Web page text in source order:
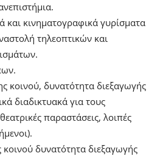
και κινηματογραφικά γυρίσματα
τηλεοπτικών και
κοινού, δυνατότητα διεξαγωγής
διαδικτυακά για τους
παραστάσεις, λοιπές
δυνατότητα διεξαγωγής